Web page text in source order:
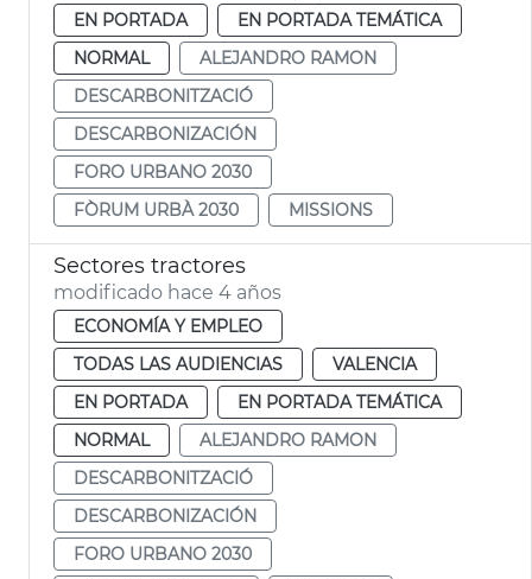
EN PORTADA
EN PORTADA TEMÁTICA
NORMAL
ALEJANDRO RAMON
DESCARBONITZACIÓ
DESCARBONIZACIÓN
FORO URBANO 2030
FÒRUM URBÀ 2030
MISSIONS
Sectores tractores
modificado hace 4 años
ECONOMÍA Y EMPLEO
TODAS LAS AUDIENCIAS
VALENCIA
EN PORTADA
EN PORTADA TEMÁTICA
NORMAL
ALEJANDRO RAMON
DESCARBONITZACIÓ
DESCARBONIZACIÓN
FORO URBANO 2030